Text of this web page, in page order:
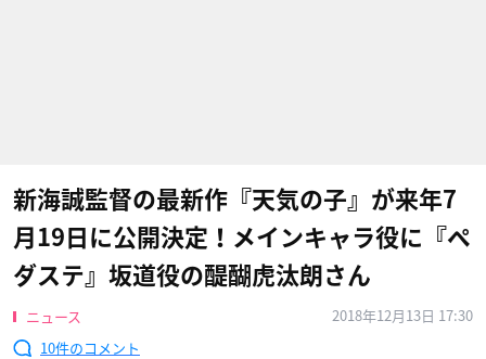
新海誠監督の最新作『天気の子』が来年7
月19日に公開決定！メインキャラ役に『ペ
ダステ』坂道役の醍醐虎汰朗さん
ニュース
2018年12月13日 17:30
10